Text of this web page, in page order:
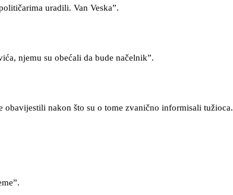
uradili. Van Veska”.
njemu su obećali da bude načelnik”.
nakon što su o tome zvanično informisali tužioca.